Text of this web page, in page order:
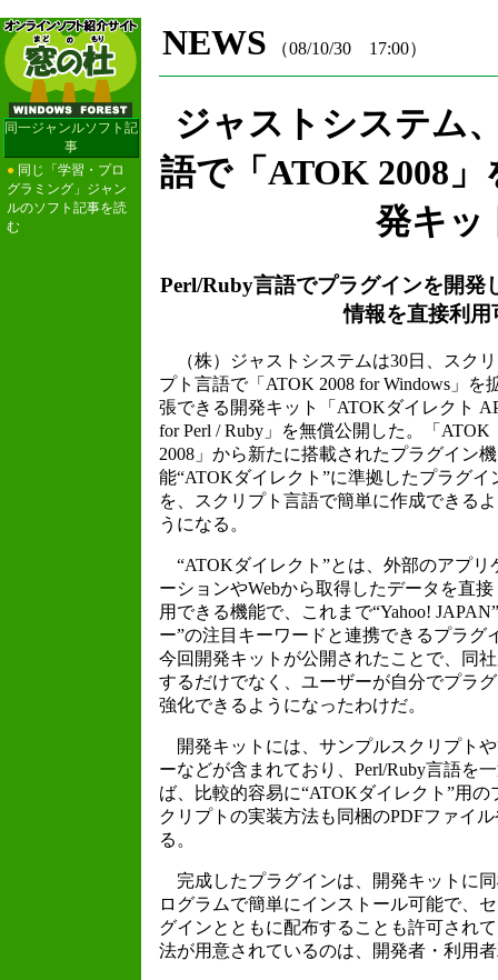
同一ジャンルソフト記
事
● 同じ「学習・プロ
グラミング」ジャン
ルのソフト記事を読
む
NEWS （08/10/30 17:00）
ジャストシステム
語で「ATOK 2008
発キッ
Perl/Ruby言語でプラグインを開発
情報を直接利用
（株）ジャストシステムは30日、スクリ
プト言語で「ATOK 2008 for Windows」を
張できる開発キット「ATOKダイレクト
for Perl / Ruby」を無償公開した。「ATOK
2008」から新たに搭載されたプラグイン機
能“ATOKダイレクト”に準拠したプラグイ
を、スクリプト言語で簡単に作成できるよ
うになる。
“ATOKダイレクト”とは、外部のアプリ
ーションやWebから取得したデータを直
用できる機能で、これまで“Yahoo!
ー”の注目キーワードと連携できるプラグ
今回開発キットが公開されたことで、同
するだけでなく、ユーザーが自分でプラ
強化できるようになったわけだ。
開発キットには、サンプルスクリプト
ーなどが含まれており、Perl/Ruby言語を
ば、比較的容易に“ATOKダイレクト”用
クリプトの実装方法も同梱のPDFファイ
る。
完成したプラグインは、開発キットに
ログラムで簡単にインストール可能で、
グインとともに配布することも許可され
法が用意されているのは、開発者・利用